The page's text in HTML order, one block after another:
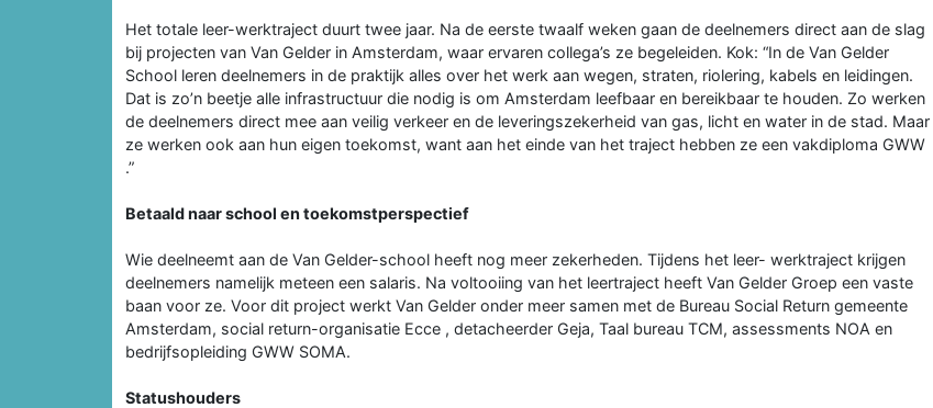
Het totale leer-werktraject duurt twee jaar. Na de eerste twaalf weken gaan de deelnemers direct aan de slag
bij projecten van Van Gelder in Amsterdam, waar ervaren collega’s ze begeleiden. Kok: “In de Van Gelder
School leren deelnemers in de praktijk alles over het werk aan wegen, straten, riolering, kabels en leidingen.
Dat is zo’n beetje alle infrastructuur die nodig is om Amsterdam leefbaar en bereikbaar te houden. Zo werken
de deelnemers direct mee aan veilig verkeer en de leveringszekerheid van gas, licht en water in de stad. Maar
ze werken ook aan hun eigen toekomst, want aan het einde van het traject hebben ze een vakdiploma GWW
.”
Betaald naar school en toekomstperspectief
Wie deelneemt aan de Van Gelder-school heeft nog meer zekerheden. Tijdens het leer- werktraject krijgen
deelnemers namelijk meteen een salaris. Na voltooiing van het leertraject heeft Van Gelder Groep een vaste
baan voor ze. Voor dit project werkt Van Gelder onder meer samen met de Bureau Social Return gemeente
Amsterdam, social return-organisatie Ecce , detacheerder Geja, Taal bureau TCM, assessments NOA en
bedrijfsopleiding GWW SOMA.
Statushouders